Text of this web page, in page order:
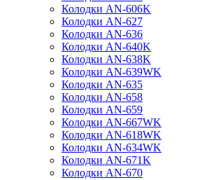
Колодки AN-606K
Колодки AN-627
Колодки AN-636
Колодки AN-640K
Колодки AN-638K
Колодки AN-639WK
Колодки AN-635
Колодки AN-658
Колодки AN-659
Колодки AN-667WK
Колодки AN-618WK
Колодки AN-634WK
Колодки AN-671K
Колодки AN-670